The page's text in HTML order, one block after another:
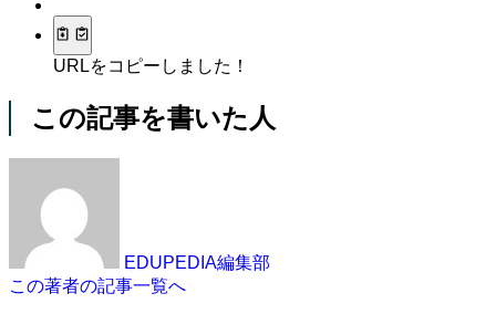
URLをコピーしました！
この記事を書いた人
EDUPEDIA編集部
この著者の記事一覧へ